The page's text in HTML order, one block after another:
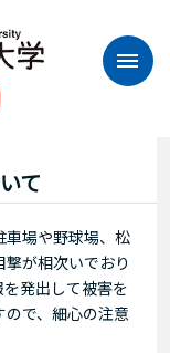
て
場や野球場、松
が相次いでおり
発出して被害を
で、細心の注意